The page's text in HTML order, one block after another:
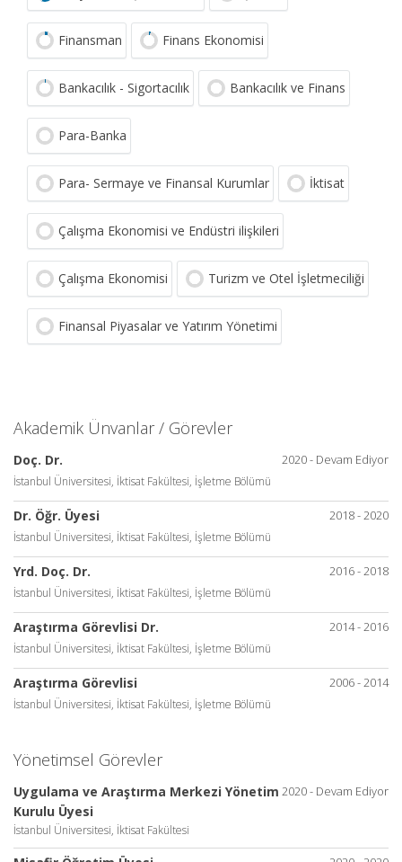
Finansman Finans Ekonomisi
Bankacılık - Sigortacılık Bankacılık ve Finans
Para-Banka
Para- Sermaye ve Finansal Kurumlar İktisat
Çalışma Ekonomisi ve Endüstri ilişkileri
Çalışma Ekonomisi Turizm ve Otel İşletmeciliği
Finansal Piyasalar ve Yatırım Yönetimi
Akademik Ünvanlar / Görevler
2020 - Devam Ediyor
Doç. Dr.
İstanbul Üniversitesi, İktisat Fakültesi, İşletme Bölümü
2018 - 2020
Dr. Öğr. Üyesi
İstanbul Üniversitesi, İktisat Fakültesi, İşletme Bölümü
2016 - 2018
Yrd. Doç. Dr.
İstanbul Üniversitesi, İktisat Fakültesi, İşletme Bölümü
2014 - 2016
Araştırma Görevlisi Dr.
İstanbul Üniversitesi, İktisat Fakültesi, İşletme Bölümü
2006 - 2014
Araştırma Görevlisi
İstanbul Üniversitesi, İktisat Fakültesi, İşletme Bölümü
Yönetimsel Görevler
2020 - Devam Ediyor
Uygulama ve Araştırma Merkezi Yönetim
Kurulu Üyesi
İstanbul Üniversitesi, İktisat Fakültesi